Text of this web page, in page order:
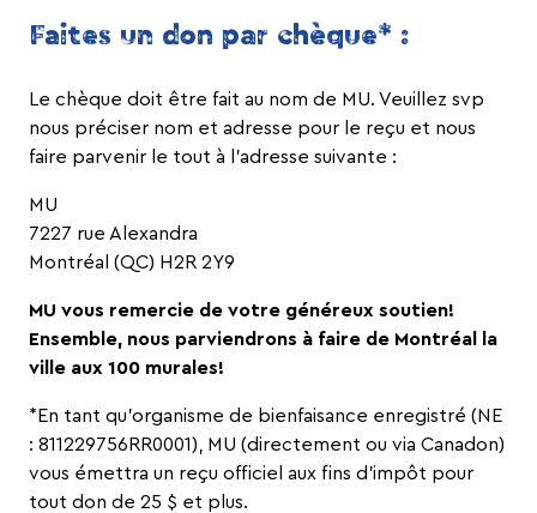
Faites un don par chèque* :
Le chèque doit être fait au nom de MU. Veuillez svp
nous préciser nom et adresse pour le reçu et nous
faire parvenir le tout à l’adresse suivante :
MU
7227 rue Alexandra
Montréal (QC) H2R 2Y9
MU vous remercie de votre généreux soutien!
Ensemble, nous parviendrons à faire de Montréal la
ville aux 100 murales!
*En tant qu’organisme de bienfaisance enregistré (NE
: 811229756RR0001), MU (directement ou via Canadon)
vous émettra un reçu officiel aux fins d’impôt pour
tout don de 25 $ et plus.